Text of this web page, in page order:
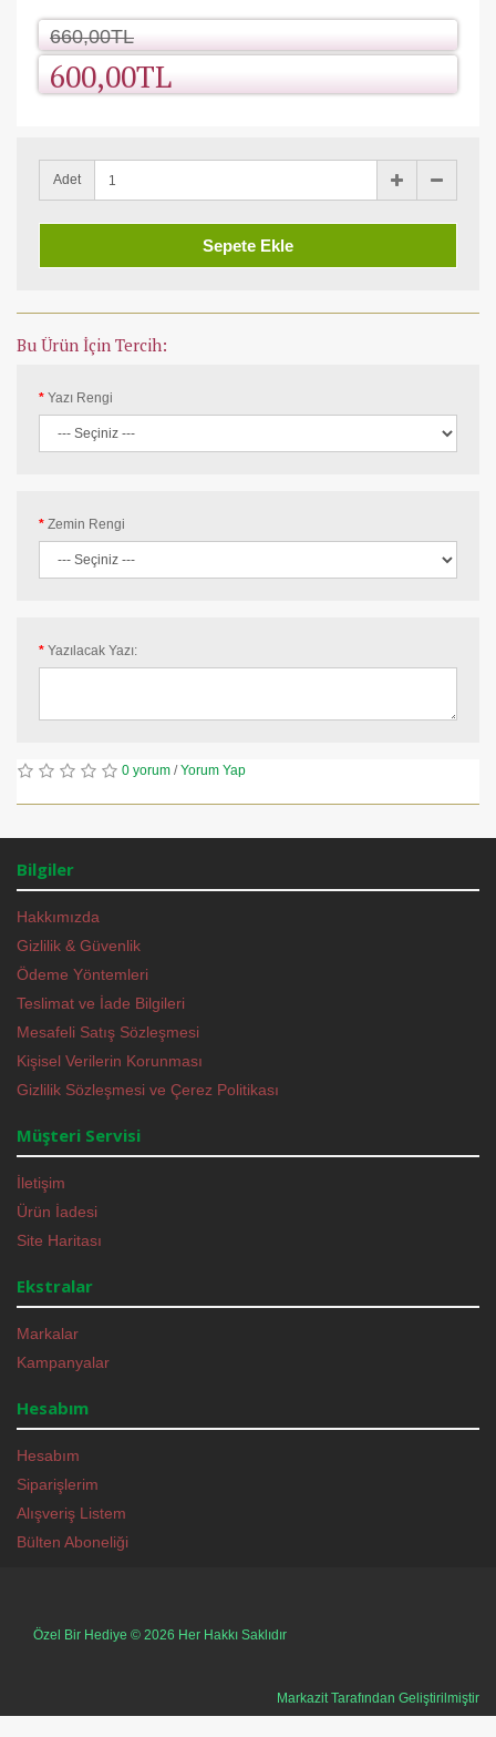
660,00TL
600,00TL
Adet
Sepete Ekle
Bu Ürün İçin Tercih:
Yazı Rengi
Zemin Rengi
Yazılacak Yazı:
0 yorum /Yorum Yap
Bilgiler
Hakkımızda
Gizlilik & Güvenlik
Ödeme Yöntemleri
Teslimat ve İade Bilgileri
Mesafeli Satış Sözleşmesi
Kişisel Verilerin Korunması
Gizlilik Sözleşmesi ve Çerez Politikası
Müşteri Servisi
İletişim
Ürün İadesi
Site Haritası
Ekstralar
Markalar
Kampanyalar
Hesabım
Hesabım
Siparişlerim
Alışveriş Listem
Bülten Aboneliği
Özel Bir Hediye © 2026 Her Hakkı Saklıdır
Markazit Tarafından Geliştirilmiştir